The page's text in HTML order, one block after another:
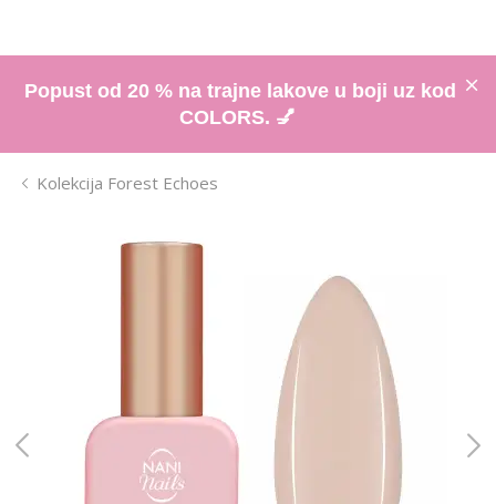
Popust od 20 % na trajne lakove u boji uz kod
COLORS. 💅
Kolekcija Forest Echoes